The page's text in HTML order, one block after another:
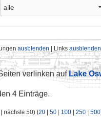
ausblenden | Links ausblenden
verlinken aufLake
4 Einträge.
nächste 50) (20 |50 100 |250 |500